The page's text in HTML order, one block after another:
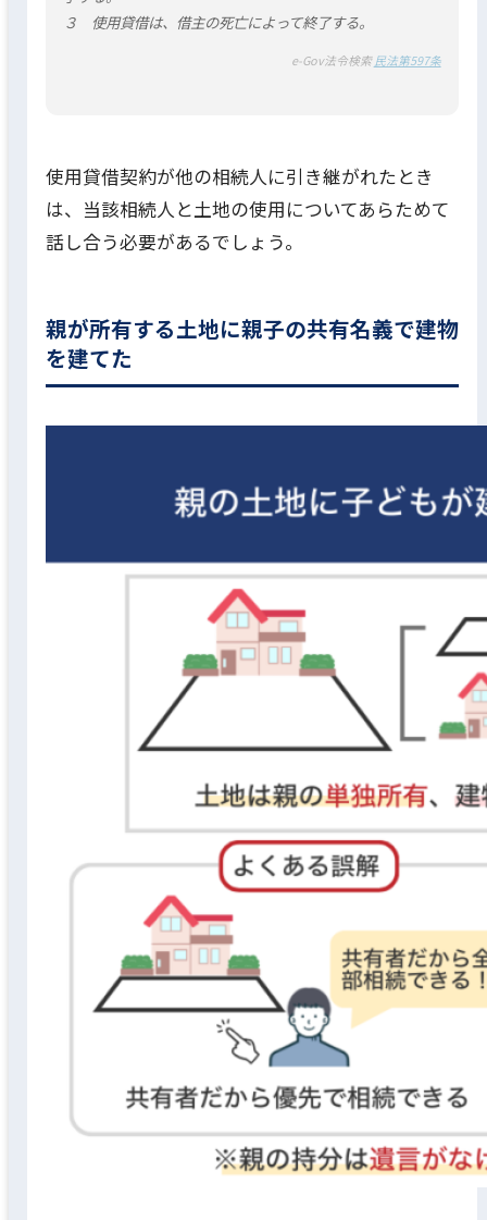
３ 使用貸借は、借主の死亡によって終了する。
e-Gov法令検索 民法第597条
使用貸借契約が他の相続人に引き継がれたとき
は、当該相続人と土地の使用についてあらためて
話し合う必要があるでしょう。
親が所有する土地に親子の共有名義で建物
を建てた